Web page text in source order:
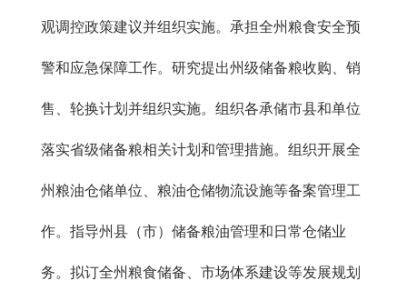
观调控政策建议并组织实施。承担全州粮食安全预
警和应急保障工作。研究提出州级储备粮收购、销
售、轮换计划并组织实施。组织各承储市县和单位
落实省级储备粮相关计划和管理措施。组织开展全
州粮油仓储单位、粮油仓储物流设施等备案管理工
作。指导州县（市）储备粮油管理和日常仓储业
务。拟订全州粮食储备、市场体系建设等发展规划